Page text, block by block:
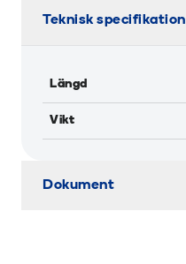
Teknisk specifikation
Längd
Vikt
Dokument